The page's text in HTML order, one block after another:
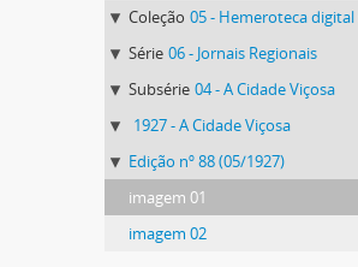
Coleção 05 - Hemeroteca digital
Série 06 - Jornais Regionais
Subsérie 04 - A Cidade Viçosa
1927 - A Cidade Viçosa
Edição nº 88 (05/1927)
imagem 01
imagem 02